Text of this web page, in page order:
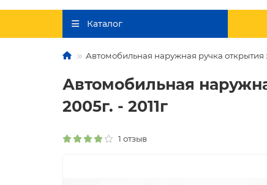
Каталог
Автомобильная наружная ручка открытия
Автомобильная
2005г. - 2011г
1 отзыв